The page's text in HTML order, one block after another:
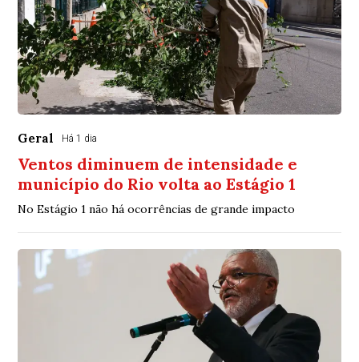
Geral Há 1 dia
Ventos diminuem de intensidade e
município do Rio volta ao Estágio 1
No Estágio 1 não há ocorrências de grande impacto